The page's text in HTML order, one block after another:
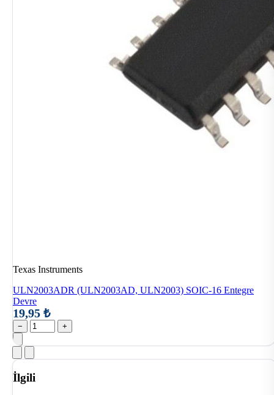
Texas Instruments
ULN2003ADR (ULN2003AD, ULN2003) SOIC-16 Entegre
Devre
19,95 ₺
− +
İlgili